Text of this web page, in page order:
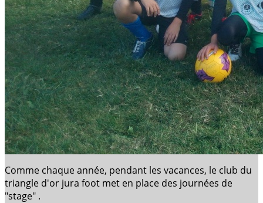
Comme chaque année, pendant les vacances, le club du
triangle d'or jura foot met en place des journées de
"stage" .